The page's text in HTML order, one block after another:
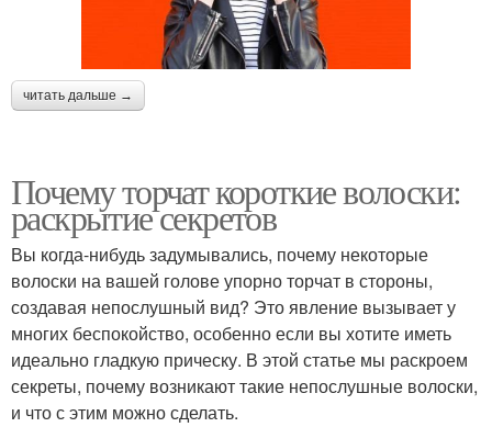
читать дальше →
Почему торчат короткие волоски:
раскрытие секретов
Вы когда-нибудь задумывались, почему некоторые
волоски на вашей голове упорно торчат в стороны,
создавая непослушный вид? Это явление вызывает у
многих беспокойство, особенно если вы хотите иметь
идеально гладкую прическу. В этой статье мы раскроем
секреты, почему возникают такие непослушные волоски,
и что с этим можно сделать.